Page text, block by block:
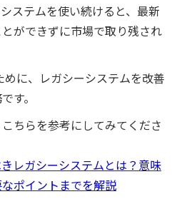
ステムを使い続けると、最新
ができずに市場で取り残され
に、レガシーシステムを改善
す。
ちらを参考にしてみてくださ
レガシーシステムとは？意味
ポイントまでを解説